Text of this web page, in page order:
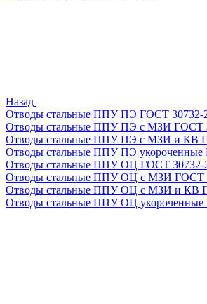
Назад
Отводы стальные ППУ ПЭ ГОСТ 30732-
Отводы стальные ППУ ПЭ с МЗИ ГОСТ
Отводы стальные ППУ ПЭ с МЗИ и КВ
Отводы стальные ППУ ПЭ укороченные
Отводы стальные ППУ ОЦ ГОСТ 30732-
Отводы стальные ППУ ОЦ с МЗИ ГОСТ
Отводы стальные ППУ ОЦ с МЗИ и КВ
Отводы стальные ППУ ОЦ укороченные